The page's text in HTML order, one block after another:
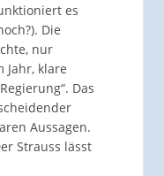
es
Die
nur
Jahr, klare
Das
Aussagen.
Strauss lässt